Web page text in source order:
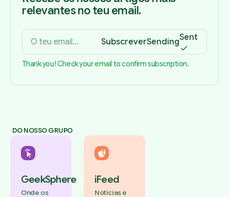
relevantes no teu email.
SubscreverSendingSent
Thank you! Check your email to confirm subscription.
DO NOSSO GRUPO
GeekSphere
Onde os
iFeed
Notícias e